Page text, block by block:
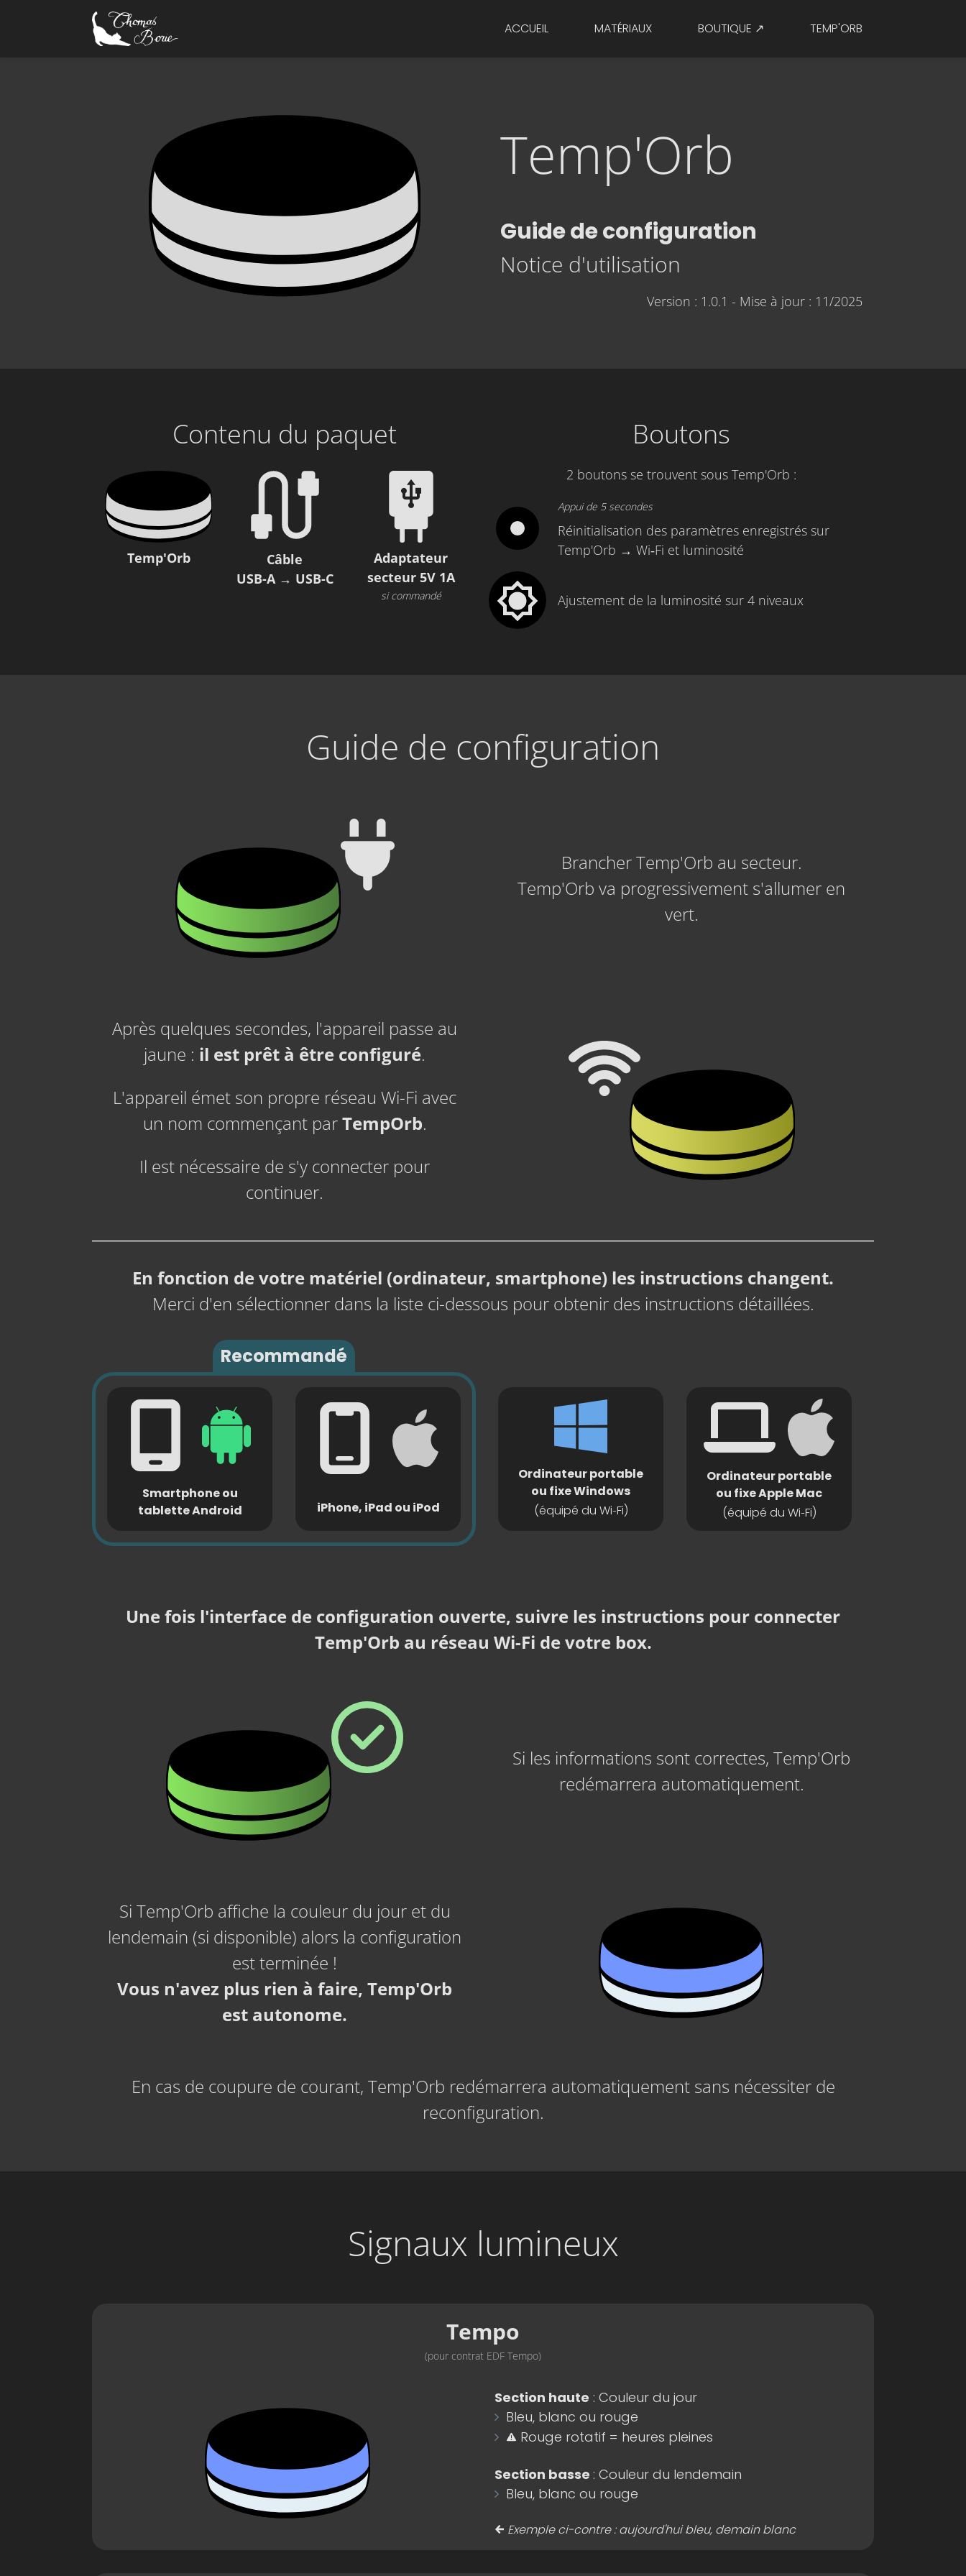
ACCUEIL MATÉRIAUX BOUTIQUE ↗ TEMP'ORB
Temp'Orb
Guide de configuration
Notice d'utilisation
Version : 1.0.1 - Mise à jour : 11/2025
Contenu du paquet
Temp'Orb
Câble
USB-A → USB-C
Adaptateur
secteur 5V 1A
si commandé
Boutons
2 boutons se trouvent sous Temp'Orb :
Appui de 5 secondes
Réinitialisation des paramètres enregistrés sur
Temp'Orb → Wi‑Fi et luminosité
Ajustement de la luminosité sur 4 niveaux
Guide de configuration
Brancher Temp'Orb au secteur.
Temp'Orb va progressivement s'allumer en
vert.
Après quelques secondes, l'appareil passe au
jaune : il est prêt à être configuré.
L'appareil émet son propre réseau Wi-Fi avec
un nom commençant parTempOrb.
Il est nécessaire de s'y connecter pour
continuer.
En fonction de votre matériel (ordinateur, smartphone) les instructions changent.
Merci d'en sélectionner dans la liste ci-dessous pour obtenir des instructions détaillées.
Recommandé
Smartphone ou
tablette Android
iPhone, iPad ou iPod
Ordinateur portable
ou fixe Windows
(équipé du Wi-Fi)
Ordinateur portable
ou fixe Apple Mac
(équipé du Wi-Fi)
Une fois l'interface de configuration ouverte, suivre les instructions pour connecter
Temp'Orb au réseau Wi-Fi de votre box.
Si les informations sont correctes, Temp'Orb
redémarrera automatiquement.
Si Temp'Orb affiche la couleur du jour et du
lendemain (si disponible) alors la configuration
est terminée !
Vous n'avez plus rien à faire, Temp'Orb
est autonome.
En cas de coupure de courant, Temp'Orb redémarrera automatiquement sans nécessiter de
reconfiguration.
Signaux lumineux
Tempo
(pour contrat EDF Tempo)
Section haute : Couleur du jour
Bleu, blanc ou rouge
Rouge rotatif = heures pleines
Section basse : Couleur du lendemain
Bleu, blanc ou rouge
Exemple ci-contre : aujourd'hui bleu, demain blanc